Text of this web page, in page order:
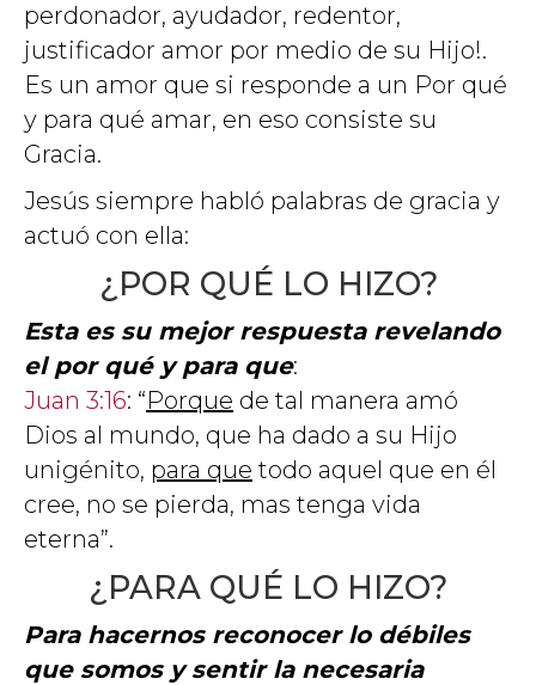
perdonador, ayudador, redentor,
justificador amor por medio de su Hijo!.
Es un amor que si responde a un Por qué
y para qué amar, en eso consiste su
Gracia.
Jesús siempre habló palabras de gracia y
actuó con ella:
¿POR QUÉ LO HIZO?
Esta es su mejor respuesta revelando
el por qué y para que:
Juan 3:16: “Porque de tal manera amó
Dios al mundo, que ha dado a su Hijo
unigénito, para que todo aquel que en él
cree, no se pierda, mas tenga vida
eterna”.
¿PARA QUÉ LO HIZO?
Para hacernos reconocer lo débiles
que somos y sentir la necesaria